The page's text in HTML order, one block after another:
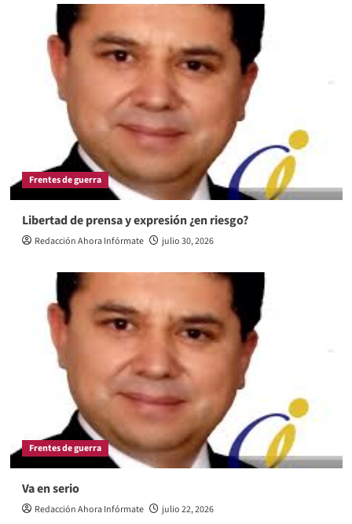
Frentes de guerra
Libertad de prensa y expresión ¿en riesgo?
Redacción Ahora Infórmate julio 30, 2026
Frentes de guerra
Va en serio
Redacción Ahora Infórmate julio 22, 2026